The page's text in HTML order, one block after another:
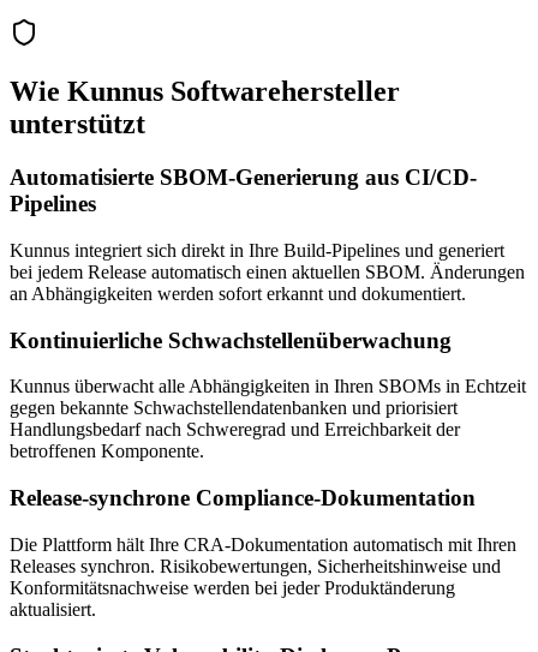
Wie Kunnus Softwarehersteller
unterstützt
Automatisierte SBOM-Generierung aus CI/CD-
Pipelines
Kunnus integriert sich direkt in Ihre Build-Pipelines und generiert
bei jedem Release automatisch einen aktuellen SBOM. Änderungen
an Abhängigkeiten werden sofort erkannt und dokumentiert.
Kontinuierliche Schwachstellenüberwachung
Kunnus überwacht alle Abhängigkeiten in Ihren SBOMs in Echtzeit
gegen bekannte Schwachstellendatenbanken und priorisiert
Handlungsbedarf nach Schweregrad und Erreichbarkeit der
betroffenen Komponente.
Release-synchrone Compliance-Dokumentation
Die Plattform hält Ihre CRA-Dokumentation automatisch mit Ihren
Releases synchron. Risikobewertungen, Sicherheitshinweise und
Konformitätsnachweise werden bei jeder Produktänderung
aktualisiert.